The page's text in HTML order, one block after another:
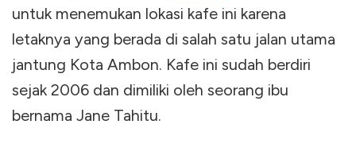
untuk menemukan lokasi kafe ini karena
letaknya yang berada di salah satu jalan utama
jantung Kota Ambon. Kafe ini sudah berdiri
sejak 2006 dan dimiliki oleh seorang ibu
bernama Jane Tahitu.